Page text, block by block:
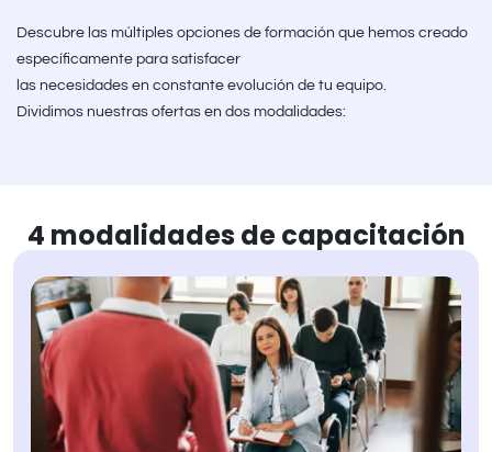
Descubre las múltiples opciones de formación que hemos creado
específicamente para satisfacer
las necesidades en constante evolución de tu equipo.
Dividimos nuestras ofertas en dos modalidades:
4 modalidades de capacitación